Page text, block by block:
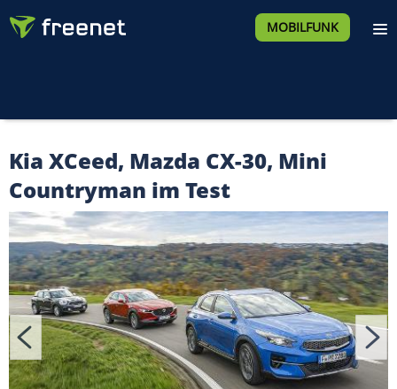
MOBILFUNK
Kia XCeed, Mazda CX-30, Mini
Countryman im Test